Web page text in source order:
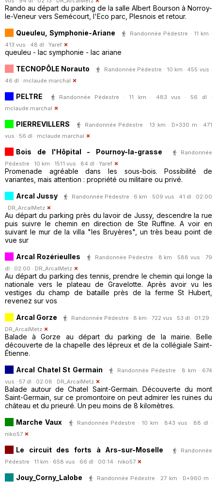
Rando au départ du parking de la salle Albert Bourson à Norroy-
le-Veneur vers Semécourt, l'Eco parc, Plesnois et retour.
Queuleu, Symphonie-Ariane
Randonnée Pédestre · 11 km ·
413 vus · 48 dl · Yaref
queuleu - lac symphonie - lac ariane
TECNOPÔLE Norauto
Randonnée Pédestre · 10 km · 455 vus ·
46 dl · mclaude.marchal
PELTRE
Randonnée Pédestre · 11 km · 483 vus · 56 dl ·
mclaude.marchal
PIERREVILLERS
Randonnée Pédestre · 13 km · D+330 m · 471
vus · 56 dl · mclaude.marchal
Bois de l'Hôpital - Pournoy-la-grasse
Randonnée
Pédestre · 10 km · 1511 vus · 84 dl · Yaref
Promenade agréable dans les sous-bois. Possibilité de
variantes, mais attention : propriété ou militaire ou privé.
Arcal Jussy
Randonnée Pédestre · 6 km · 509 vus · 41 dl · 02:00
· DR_ArcalMetz
Au départ du parking près du lavoir de Jussy, descendre la rue
puis suivre le chemin en direction de Ste Ruffine. A voir en
suivant le mur de la villa "les Bruyères", un très beau point de
vue sur
Arcal Rozérieulles
Randonnée Pédestre · 8 km · 588 vus · 79
dl · 02:00 · DR_ArcalMetz
Au départ du parking des tennis, prendre le chemin qui longe la
nationale vers le plateau de Gravelotte. Après avoir vu les
vestiges du champ de bataille près de la ferme St Hubert,
revenez sur vos
Arcal Gorze
Randonnée Pédestre · 8 km · 722 vus · 53 dl · 01:29 ·
DR_ArcalMetz
Balade à Gorze au départ du parking de la mairie. Belle
découverte de la chapelle des lépreux et de la collégiale Saint-
Étienne.
Arcal Chatel St Germain
Randonnée Pédestre · 8 km · 674
vus · 57 dl · 02:08 · DR_ArcalMetz
Balade autour de Chatel Saint-Germain. Découverte du mont
Saint-Germain, sur ce promontoire on peut admirer les ruines du
château et du prieuré. Un peu moins de 8 kilomètres.
Marche Vaux
Randonnée Pédestre · 10 km · 843 vus · 88 dl ·
niko57
Le circuit des forts à Ars-sur-Moselle
Randonnée
Pédestre · 11 km · 658 vus · 66 dl · 00:14 · niko57
Jouy_Corny_Lalobe
Randonnée Pédestre · 27 km · D+960 m ·